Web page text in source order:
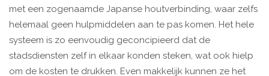
met een zogenaamde Japanse houtverbinding, waar zelfs
helemaal geen hulpmiddelen aan te pas komen. Het hele
systeem is zo eenvoudig geconcipieerd dat de
stadsdiensten zelf in elkaar konden steken, wat ook hielp
om de kosten te drukken. Even makkelijk kunnen ze het